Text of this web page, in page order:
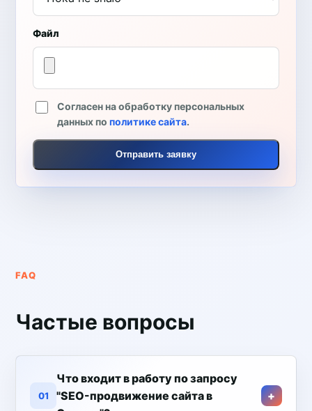
Файл
Согласен на обработку персональных
данных пополитике сайта.
Отправить заявку
FAQ
Частые вопросы
01
Что входит в работу по запросу
"SEO-продвижение сайта в